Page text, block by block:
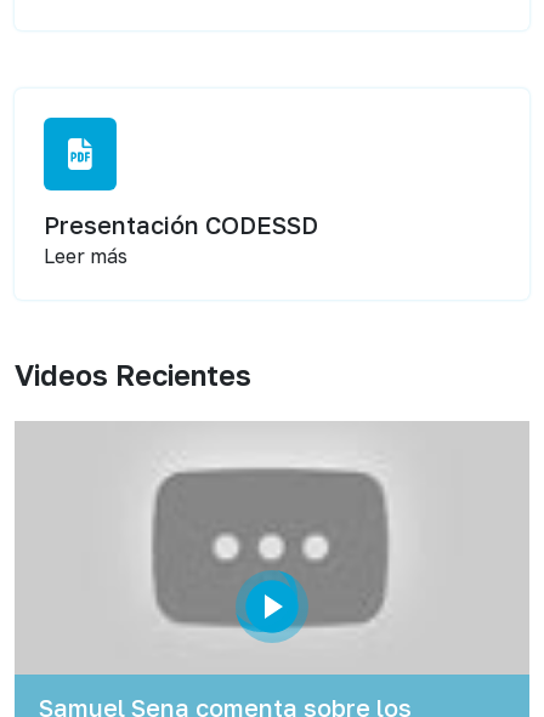
Presentación CODESSD
Leer más
Videos Recientes
Samuel Sena comenta sobre los